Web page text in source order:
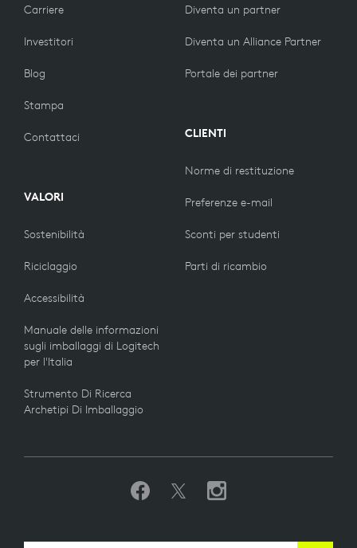
Carriere
Investitori
Blog
Stampa
Contattaci
VALORI
Sostenibilità
Riciclaggio
Accessibilità
Manuale delle informazioni
sugli imballaggi di Logitech
per l'Italia
Strumento Di Ricerca
Archetipi Di Imballaggio
Diventa un partner
Diventa un Alliance Partner
Portale dei partner
CLIENTI
Norme di restituzione
Preferenze e-mail
Sconti per studenti
Parti di ricambio